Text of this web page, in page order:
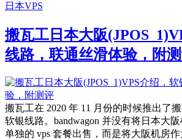
日本VPS
搬瓦工日本大阪
线路，联通丝滑体验，附
搬瓦工在 2020 年 11 月份的时候推出了
软银线路。bandwagon 并没有将日本大
单独的 vps 套餐出售，而是将大阪机房